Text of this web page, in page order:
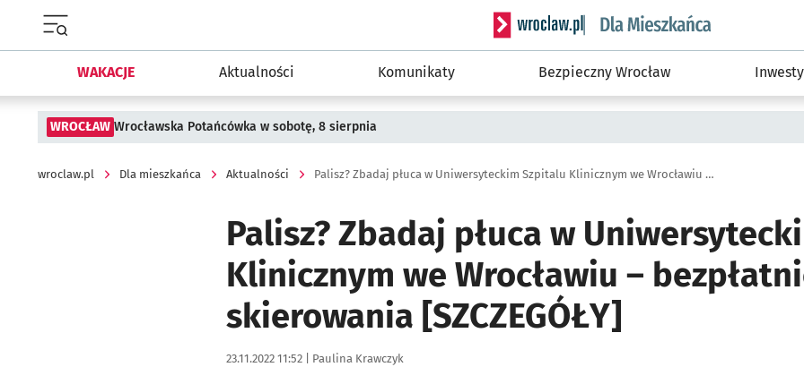
Serwis informacyjny wroclaw.pl podserwis: Dla
WAKACJE Aktualności Komunikaty Bezpieczny Wrocław
WROCŁAW Wrocławska Potańcówka w sobotę, 8 sierpnia
wroclaw.pl Dla mieszkańca Aktualności Palisz? Zbadaj płuca w Uniwersyteckim Szpitalu Klinicznym we Wrocławiu – bezpłatnie i bez skierowania [SZCZEGÓŁY]
Palisz? Zbadaj płuca w
Klinicznym we Wrocławiu –
skierowania [SZCZEGÓŁY]
Data publikacji:
23.11.2022 11:52 | Autor:
Paulina Krawczyk